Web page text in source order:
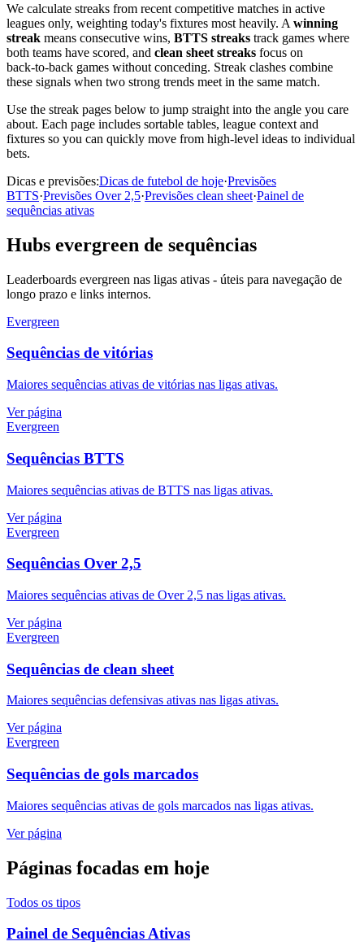
We calculate streaks from recent competitive matches in active
leagues only, weighting today's fixtures most heavily. A winning
streak means consecutive wins, BTTS streaks track games where
both teams have scored, and clean sheet streaks focus on
back‑to‑back games without conceding. Streak clashes combine
these signals when two strong trends meet in the same match.
Use the streak pages below to jump straight into the angle you care
about. Each page includes sortable tables, league context and
fixtures so you can quickly move from high‑level ideas to individual
bets.
Dicas e previsões:Dicas de futebol de hoje·Previsões
BTTS·Previsões Over 2,5·Previsões clean sheet·Painel de
sequências ativas
Hubs evergreen de sequências
Leaderboards evergreen nas ligas ativas - úteis para navegação de
longo prazo e links internos.
Evergreen
Sequências de vitórias
Maiores sequências ativas de vitórias nas ligas ativas.
Ver página
Evergreen
Sequências BTTS
Maiores sequências ativas de BTTS nas ligas ativas.
Ver página
Evergreen
Sequências Over 2,5
Maiores sequências ativas de Over 2,5 nas ligas ativas.
Ver página
Evergreen
Sequências de clean sheet
Maiores sequências defensivas ativas nas ligas ativas.
Ver página
Evergreen
Sequências de gols marcados
Maiores sequências ativas de gols marcados nas ligas ativas.
Ver página
Páginas focadas em hoje
Todos os tipos
Painel de Sequências Ativas